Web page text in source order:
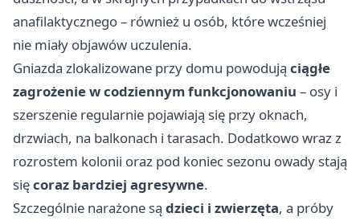
anafilaktycznego – również u osób, które wcześniej
nie miały objawów uczulenia.
Gniazda zlokalizowane przy domu powodują ciągłe
zagrożenie w codziennym funkcjonowaniu – osy i
szerszenie regularnie pojawiają się przy oknach,
drzwiach, na balkonach i tarasach. Dodatkowo wraz z
rozrostem kolonii oraz pod koniec sezonu owady stają
sięcoraz bardziej agresywne.
Szczególnie narażone są dzieci i zwierzęta, a próby